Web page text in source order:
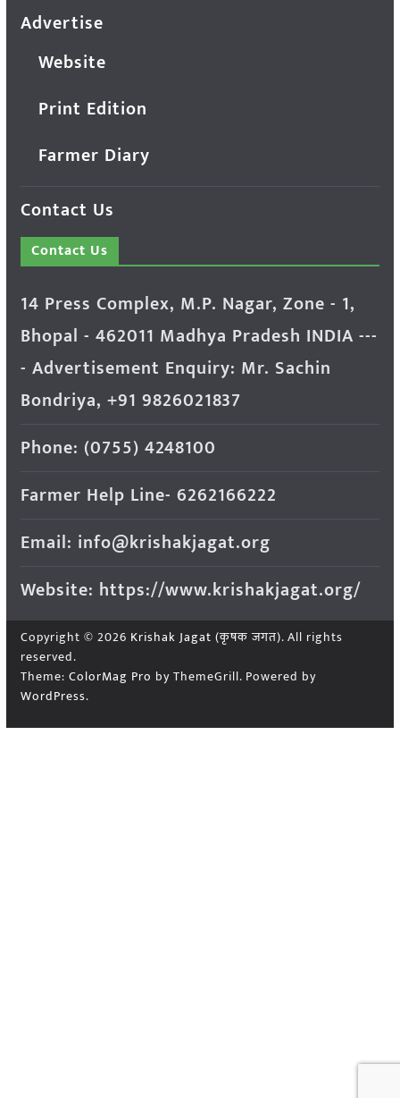
Advertise
Website
Print Edition
Farmer Diary
Contact Us
Contact Us
14 Press Complex, M.P. Nagar, Zone - 1,
Bhopal - 462011 Madhya Pradesh INDIA ---
- Advertisement Enquiry: Mr. Sachin
Bondriya, +91 9826021837
Phone: (0755) 4248100
Farmer Help Line- 6262166222
Email: info@krishakjagat.org
Website: https://www.krishakjagat.org/
Copyright © 2026 Krishak Jagat (कृषक जगत). All rights
reserved.
Theme: ColorMag Pro by ThemeGrill. Powered by
WordPress.